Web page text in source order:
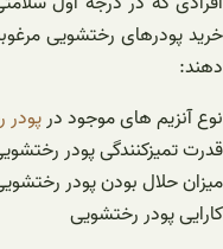
خرید پودرهای رختشویی
دهند:
نوع آنزیم های موجود در
قدرت تمیزکنندگی پودر
میزان حلال بودن پودر
کارایی پودر رختشویی